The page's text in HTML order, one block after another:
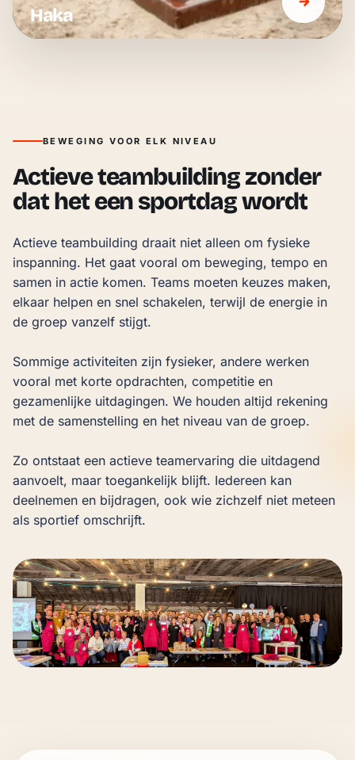
Haka
BEWEGING VOOR ELK NIVEAU
Actieve teambuilding zonder
dat het een sportdag wordt
Actieve teambuilding draait niet alleen om fysieke
inspanning. Het gaat vooral om beweging, tempo en
samen in actie komen. Teams moeten keuzes maken,
elkaar helpen en snel schakelen, terwijl de energie in
de groep vanzelf stijgt.
Sommige activiteiten zijn fysieker, andere werken
vooral met korte opdrachten, competitie en
gezamenlijke uitdagingen. We houden altijd rekening
met de samenstelling en het niveau van de groep.
Zo ontstaat een actieve teamervaring die uitdagend
aanvoelt, maar toegankelijk blijft. Iedereen kan
deelnemen en bijdragen, ook wie zichzelf niet meteen
als sportief omschrijft.